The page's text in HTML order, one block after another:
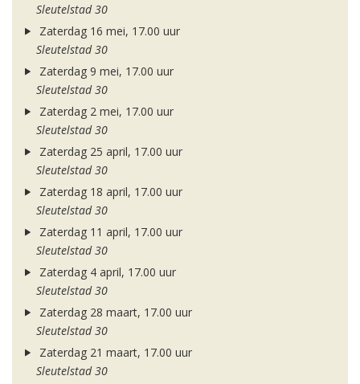
Sleutelstad 30
Zaterdag 16 mei, 17.00 uur
Sleutelstad 30
Zaterdag 9 mei, 17.00 uur
Sleutelstad 30
Zaterdag 2 mei, 17.00 uur
Sleutelstad 30
Zaterdag 25 april, 17.00 uur
Sleutelstad 30
Zaterdag 18 april, 17.00 uur
Sleutelstad 30
Zaterdag 11 april, 17.00 uur
Sleutelstad 30
Zaterdag 4 april, 17.00 uur
Sleutelstad 30
Zaterdag 28 maart, 17.00 uur
Sleutelstad 30
Zaterdag 21 maart, 17.00 uur
Sleutelstad 30